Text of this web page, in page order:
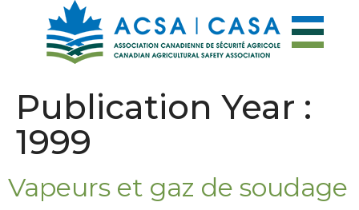
Publication Year :
1999
Vapeurs et gaz de soudage